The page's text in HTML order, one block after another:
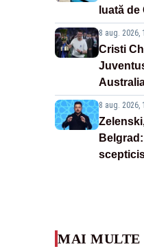
luată
8 aug. 2026,
Cristi
8 aug. 2026,
MAI MULTE